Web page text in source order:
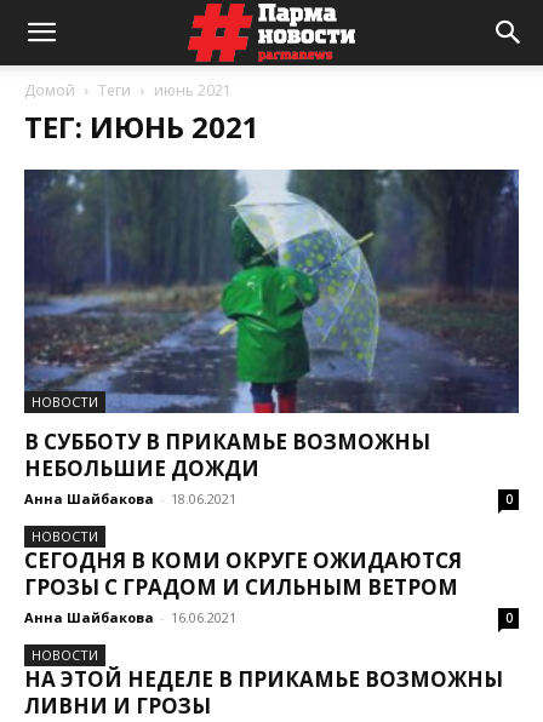
Домой Теги июнь 2021
ТЕГ: ИЮНЬ 2021
НОВОСТИ
В СУББОТУ В ПРИКАМЬЕ ВОЗМОЖНЫ
НЕБОЛЬШИЕ ДОЖДИ
Анна Шайбакова - 18.06.2021 0
НОВОСТИ
СЕГОДНЯ В КОМИ ОКРУГЕ ОЖИДАЮТСЯ
ГРОЗЫ С ГРАДОМ И СИЛЬНЫМ ВЕТРОМ
Анна Шайбакова - 16.06.2021 0
НОВОСТИ
НА ЭТОЙ НЕДЕЛЕ В ПРИКАМЬЕ ВОЗМОЖНЫ
ЛИВНИ И ГРОЗЫ